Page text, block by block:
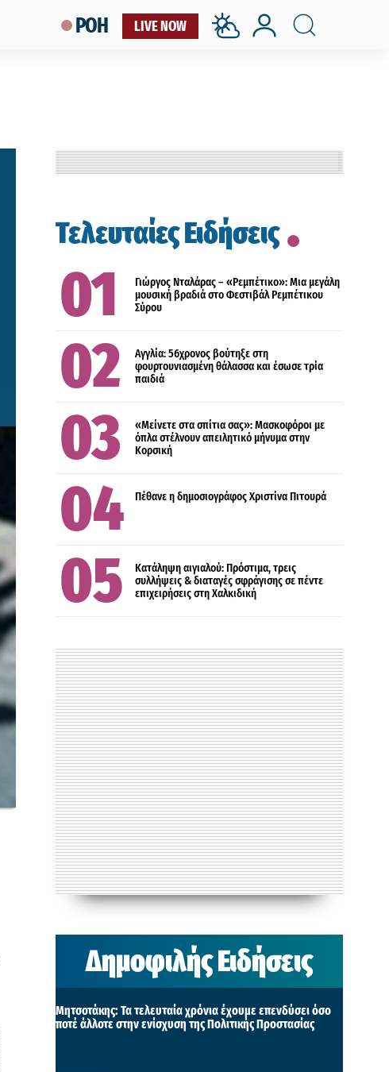
LIVE NOW
ΡΟΗ
Τελευταίες Ειδήσεις
Γιώργος Νταλάρας – «Ρεμπέτικο»: Μια μεγάλη
μουσική βραδιά στο Φεστιβάλ Ρεμπέτικου
Σύρου
ΔΙΕΘΝΗ
Αγγλία: 56χρονος βούτηξε στη
φουρτουνιασμένη θάλασσα και έσωσε τρία
παιδιά
ΔΙΕΘΝΗ
«Μείνετε στα σπίτια σας»: Μασκοφόροι με
όπλα στέλνουν απειλητικό μήνυμα στην
Κορσική
ΕΛΛΑΔΑ
Πέθανε η δημοσιογράφος Χριστίνα Πιτουρά
ΑΣΤΥΝΟΜΙΚΑ
ΕΛΛΑΔΑ
Κατάληψη αιγιαλού: Πρόστιμα, τρεις
συλλήψεις & διαταγές σφράγισης σε πέντε
επιχειρήσεις στη Χαλκιδική
Δημοφιλής Ειδήσεις
Μητσοτάκης: Τα τελευταία χρόνια έχουμε επενδύσει όσο
ποτέ άλλοτε στην ενίσχυση της Πολιτικής Προστασίας